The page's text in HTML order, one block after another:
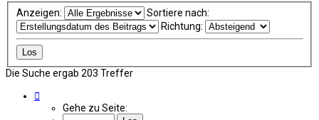
Anzeigen:
Sortiere nach:
Richtung:
Die Suche ergab 203 Treffer
Gehe zu Seite: